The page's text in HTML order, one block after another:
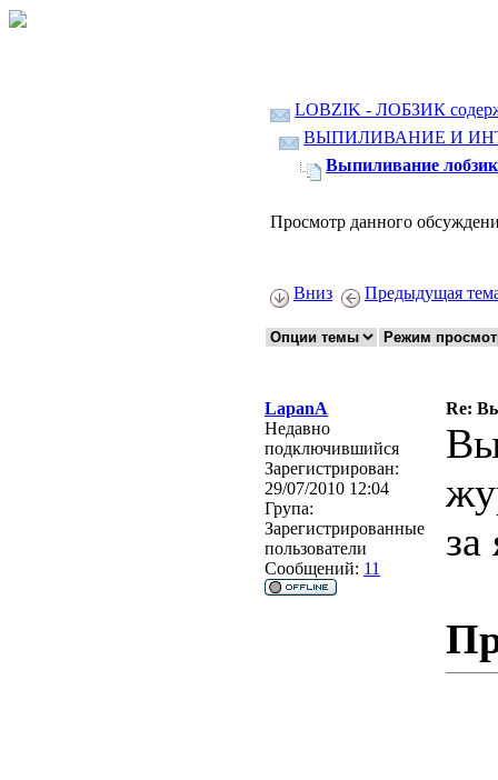
LOBZIK - ЛОБЗИК
ВЫПИЛИВАНИЕ И
Выпиливание
Просмотр данного
Вниз Предыдущая
LapanA
Re:
Недавно
подключившийся
Зарегистрирован:
29/07/2010 12:04
Група:
Зарегистрированные
пользователи
Сообщений: 11